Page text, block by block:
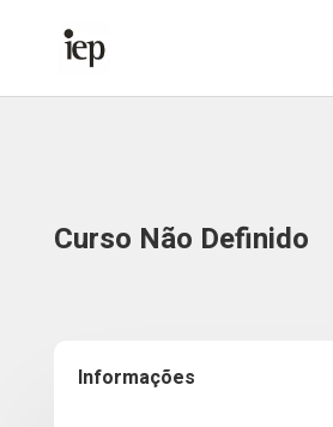
Curso Não Definido
Informações